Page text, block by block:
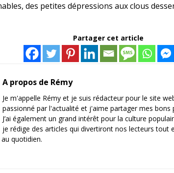
des petites dépressions aux clous
Partager cet article
A propos de Rémy
Je m'appelle Rémy et je suis rédacteur pour le site
passionné par l'actualité et j'aime partager mes bons
J’ai également un grand intérêt pour la culture
je rédige des articles qui divertiront nos lecteurs tout
quotidien.